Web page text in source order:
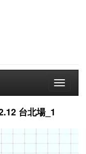
Toggle
台北場_1